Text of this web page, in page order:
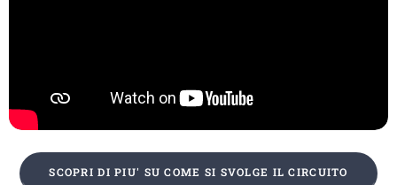
SCOPRI DI PIU' SU COME SI SVOLGE IL CIRCUITO